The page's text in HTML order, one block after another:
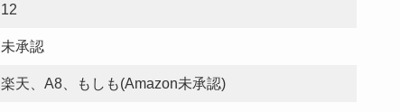
12
未承認
楽天、A8、もしも(Amazon未承認)